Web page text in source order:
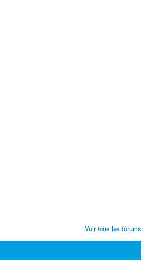
Voir tous les forums